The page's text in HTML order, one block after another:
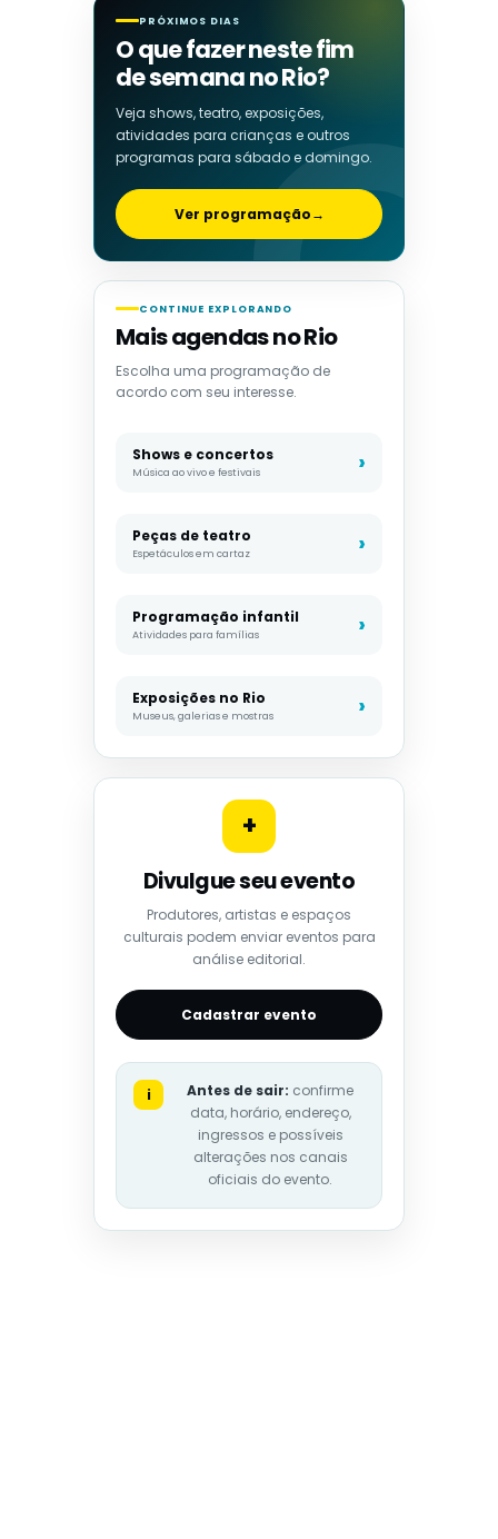
PRÓXIMOS DIAS
O que fazer neste fim
de semana no Rio?
Veja shows, teatro, exposições,
atividades para crianças e outros
programas para sábado e domingo.
Ver programação→
CONTINUE EXPLORANDO
Mais agendas no Rio
Escolha uma programação de
acordo com seu interesse.
Shows e concertos
Música ao vivo e festivais
Peças de teatro
Espetáculos em cartaz
Programação infantil
Atividades para famílias
Exposições no Rio
Museus, galerias e mostras
+
Divulgue seu evento
Produtores, artistas e espaços
culturais podem enviar eventos para
análise editorial.
Cadastrar evento
i Antes de sair: confirme
data, horário, endereço,
ingressos e possíveis
alterações nos canais
oficiais do evento.